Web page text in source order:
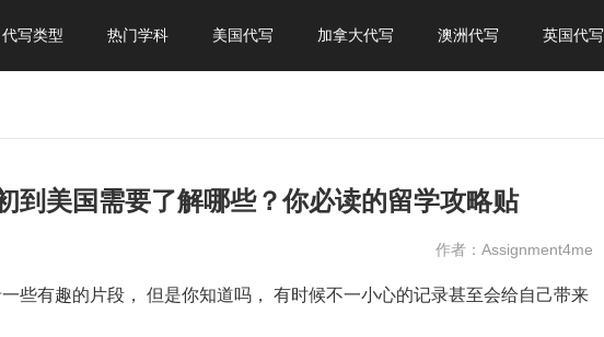
代写类型 热门学科 美国代写 加拿大代写 澳洲代写 英国代写
到美国需要了解哪些？你必读的留学攻略贴
作者：Assignment4me
些有趣的片段， 但是你知道吗， 有时候不一小心的记录甚至会给自己带来